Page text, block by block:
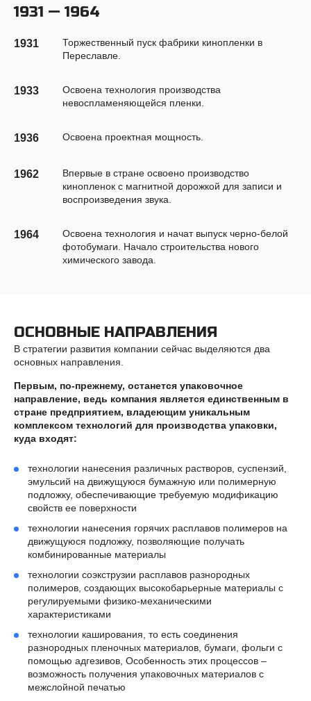
1931 — 1964
1931
Торжественный пуск фабрики кинопленки в
Переславле.
1933
Освоена технология производства
невоспламеняющейся пленки.
1936 Освоена проектная мощность.
1962
Впервые в стране освоено производство
кинопленок с магнитной дорожкой для записи и
воспроизведения звука.
1964
Освоена технология и начат выпуск черно-белой
фотобумаги. Начало строительства нового
химического завода.
ОСНОВНЫЕ НАПРАВЛЕНИЯ
В стратегии развития компании сейчас выделяются два
основных направления.
Первым, по-прежнему, останется упаковочное
направление, ведь компания является единственным в
стране предприятием, владеющим уникальным
комплексом технологий для производства упаковки,
куда входят:
технологии нанесения различных растворов, суспензий,
эмульсий на движущуюся бумажную или полимерную
подложку, обеспечивающие требуемую модификацию
свойств ее поверхности
технологии нанесения горячих расплавов полимеров на
движущуюся подложку, позволяющие получать
комбинированные материалы
технологии соэкструзии расплавов разнородных
полимеров, создающих высокобарьерные материалы с
регулируемыми физико-механическими
характеристиками
технологии каширования, то есть соединения
разнородных пленочных материалов, бумаги, фольги с
помощью адгезивов, Особенность этих процессов –
возможность получения упаковочных материалов с
межслойной печатью